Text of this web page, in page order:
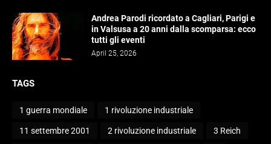
Andrea Parodi ricordato a Cagliari, Parigi e
in Valsusa a 20 anni dalla scomparsa: ecco
tutti gli eventi
April 25, 2026
TAGS
1 guerra mondiale 1 rivoluzione industriale
11 settembre 2001 2 rivoluzione industriale 3 Reich